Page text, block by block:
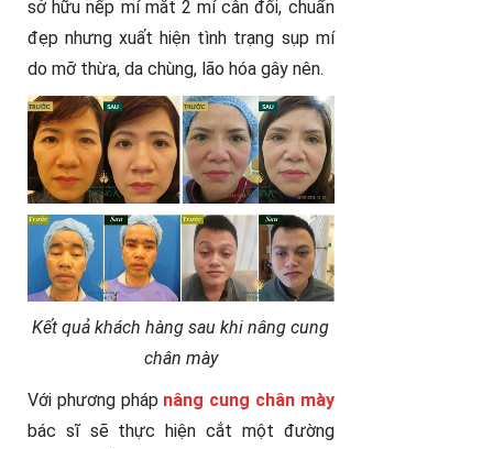
sở hữu nếp mí mắt 2 mí cân đối, chuẩn
đẹp nhưng xuất hiện tình trạng sụp mí
do mỡ thừa, da chùng, lão hóa gây nên.
Kết quả khách hàng sau khi nâng cung
chân mày
Với phương pháp nâng cung chân mày
bác sĩ sẽ thực hiện cắt một đường